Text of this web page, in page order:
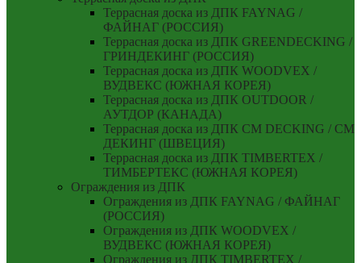
Террасная доска из ДПК FAYNAG /
ФАЙНАГ (РОССИЯ)
Террасная доска из ДПК GREENDECKING /
ГРИНДЕКИНГ (РОССИЯ)
Террасная доска из ДПК WOODVEX /
ВУДВЕКС (ЮЖНАЯ КОРЕЯ)
Террасная доска из ДПК OUTDOOR /
АУТДОР (КАНАДА)
Террасная доска из ДПК CM DECKING / СМ
ДЕКИНГ (ШВЕЦИЯ)
Террасная доска из ДПК TIMBERTEX /
ТИМБЕРТЕКС (ЮЖНАЯ КОРЕЯ)
Ограждения из ДПК
Ограждения из ДПК FAYNAG / ФАЙНАГ
(РОССИЯ)
Ограждения из ДПК WOODVEX /
ВУДВЕКС (ЮЖНАЯ КОРЕЯ)
Ограждения из ДПК TIMBERTEX /